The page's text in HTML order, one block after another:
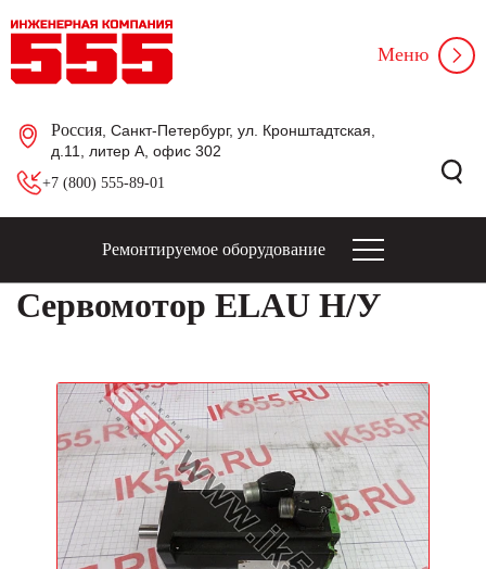
Россия , Санкт-Петербург, ул. Кронштадтская,
д.11, литер А, офис 302
+7 (800) 555-89-01
Меню
Ремонтируемое оборудование
Сервомотор ELAU Н/У